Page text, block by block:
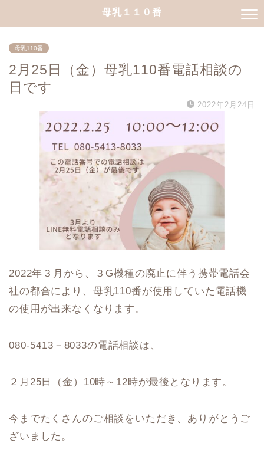
母乳１１０番
母乳110番
2月25日（金）母乳110番電話相談の
日です
2022年2月24日
2022年３月から、３G機種の廃止に伴う携帯電話会
社の都合により、母乳110番が使用していた電話機
の使用が出来なくなります。
080-5413－8033の電話相談は、
２月25日（金）10時～12時が最後となります。
今までたくさんのご相談をいただき、ありがとうご
ざいました。